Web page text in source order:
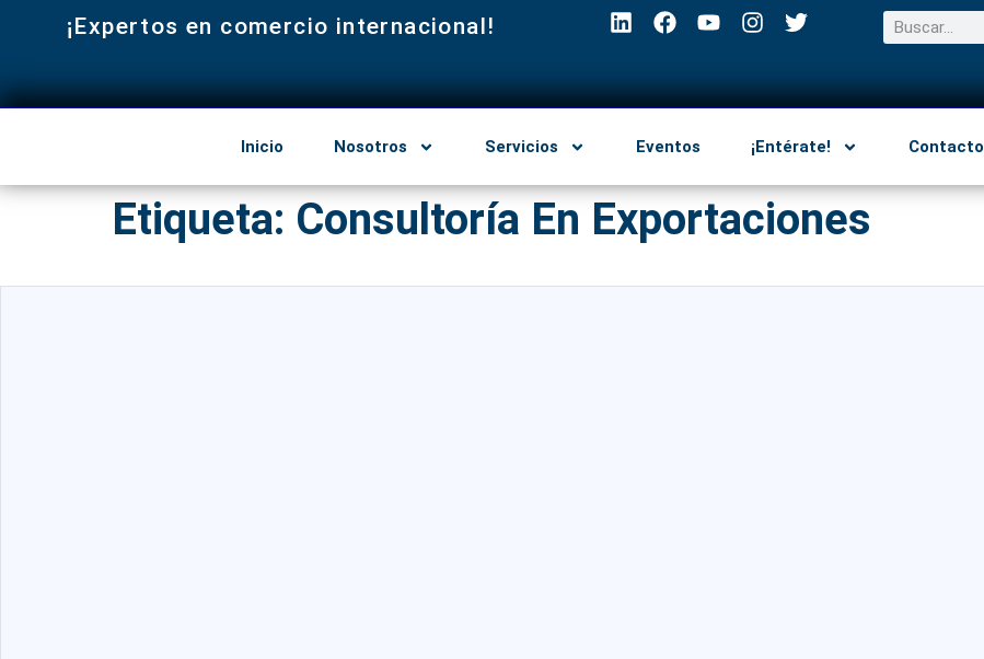
¡Expertos en comercio internacional!
Inicio Nosotros Servicios Eventos ¡Entérate! Contacto
Etiqueta: Consultoría En Exportaciones